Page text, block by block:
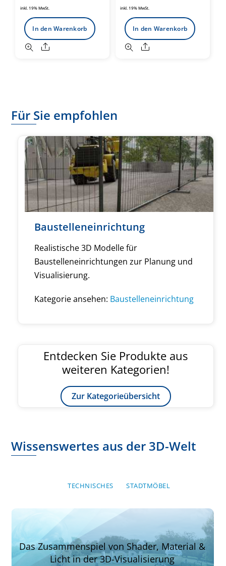
inkl. 19% MwSt.
In den Warenkorb
Share
inkl. 19% MwSt.
In den Warenkorb
Share
Für Sie empfohlen
Baustelleneinrichtung
Realistische 3D Modelle für
Baustelleneinrichtungen zur Planung und
Visualisierung.
Kategorie ansehen: Baustelleneinrichtung
Entdecken Sie Produkte aus
weiteren Kategorien!
Zur Kategorieübersicht
Wissenswertes aus der 3D-Welt
TECHNISCHES STADTMÖBEL
Das Zusammenspiel von Shader, Material &
Licht in der 3D-Visualisierung